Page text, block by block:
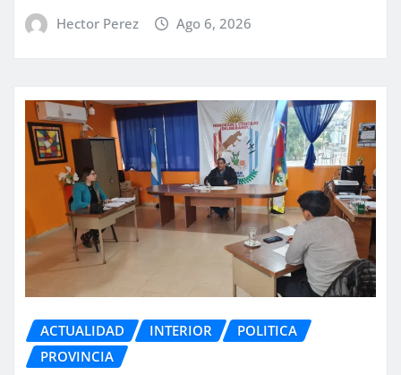
Hector Perez Ago 6, 2026
ACTUALIDAD INTERIOR
POLITICA
PROVINCIA